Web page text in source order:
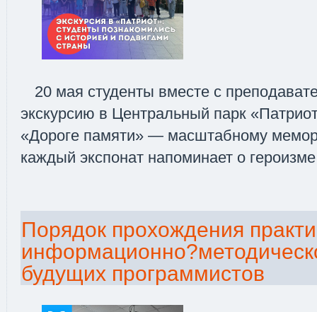
20 мая студенты вместе с
экскурсию в Центральный парк
«Дороге памяти» — масштабному
каждый экспонат напоминает о
Порядок прохождения
будущих программистов